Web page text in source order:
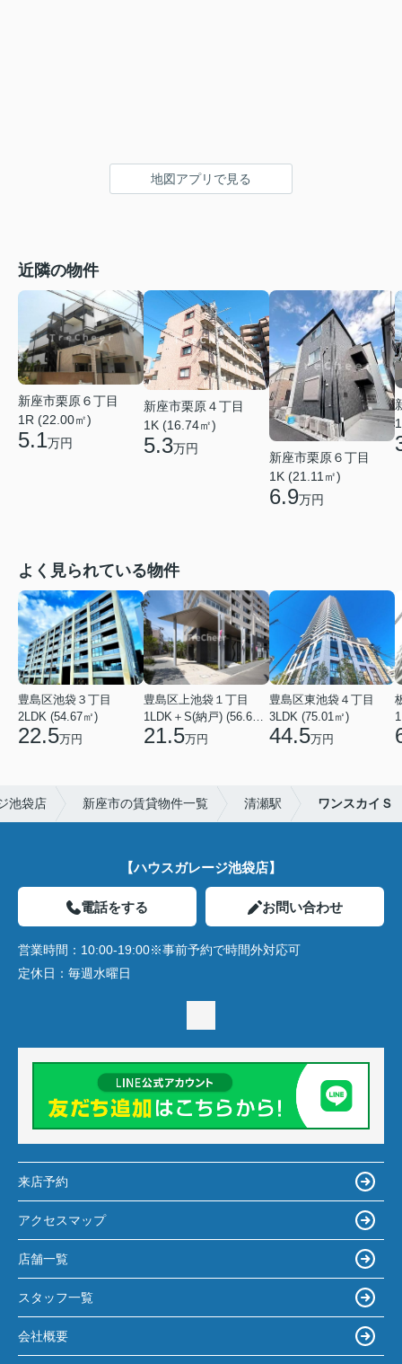
地図アプリで見る
近隣の物件
新座市栗原６丁目
1R (22.00㎡)
5.1万円
新座市栗原４丁目
1K (16.74㎡)
5.3万円
新座市栗原６丁目
1K (21.11㎡)
6.9万円
よく見られている物件
豊島区池袋３丁目
2LDK (54.67㎡)
22.5万円
豊島区上池袋１丁目
1LDK＋S(納戸) (56.61㎡)
21.5万円
豊島区東池袋４丁目
3LDK (75.01㎡)
44.5万円
池袋店 新座市の賃貸物件一覧 清瀬駅 ワンスカイＳ
【ハウスガレージ池袋店】
電話をする お問い合わせ
営業時間： 10:00-19:00※事前予約で時間外対応可
定休日： 毎週水曜日
来店予約
アクセスマップ
店舗一覧
スタッフ一覧
会社概要